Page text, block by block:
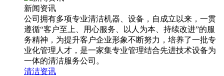
新闻资讯
公司拥有多项专业清洁机器、设备，自成立以来，一贯
遵循“客户至上、用心服务、以人为本、持续改进”的服
务精神，为提升客户企业形象不断努力，培养了一批专
业化管理人才，是一家集专业管理结合先进技术设备为
一体的清洁服务公司。
清洁资讯